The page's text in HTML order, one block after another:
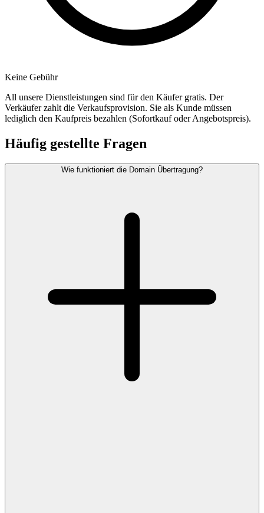
Keine Gebühr
All unsere Dienstleistungen sind für den Käufer gratis. Der
Verkäufer zahlt die Verkaufsprovision. Sie als Kunde müssen
lediglich den Kaufpreis bezahlen (Sofortkauf oder Angebotspreis).
Häufig gestellte Fragen
Wie funktioniert die Domain Übertragung?